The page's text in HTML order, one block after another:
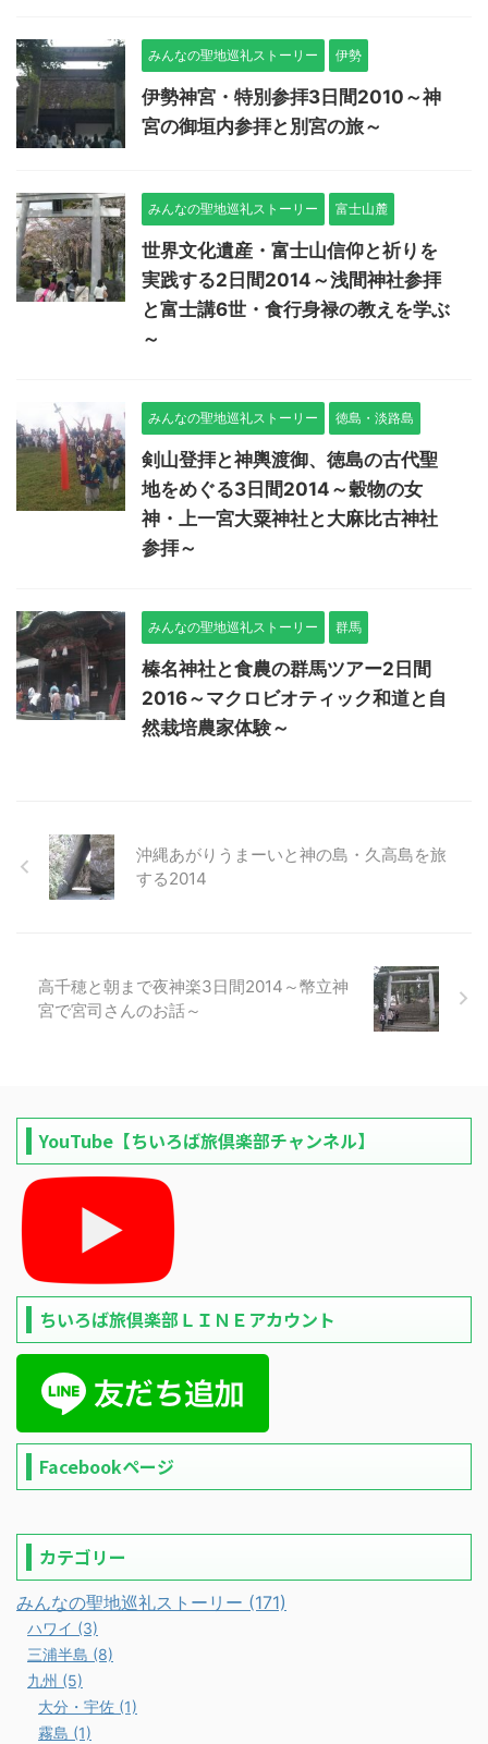
みんなの聖地巡礼ストーリー 伊勢
伊勢神宮・特別参拝3日間2010～神
宮の御垣内参拝と別宮の旅～
みんなの聖地巡礼ストーリー 富士山麓
世界文化遺産・富士山信仰と祈りを
実践する2日間2014～浅間神社参拝
と富士講6世・食行身禄の教えを学ぶ
～
みんなの聖地巡礼ストーリー 徳島・淡路島
剣山登拝と神輿渡御、徳島の古代聖
地をめぐる3日間2014～穀物の女
神・上一宮大粟神社と大麻比古神社
参拝～
みんなの聖地巡礼ストーリー 群馬
榛名神社と食農の群馬ツアー2日間
2016～マクロビオティック和道と自
然栽培農家体験～
沖縄あがりうまーいと神の島・久高島を旅
する2014
高千穂と朝まで夜神楽3日間2014～幣立神
宮で宮司さんのお話～
YouTube【ちいろば旅倶楽部チャンネル】
ちいろば旅倶楽部ＬＩＮＥアカウント
Facebookページ
カテゴリー
みんなの聖地巡礼ストーリー (171)
ハワイ (3)
三浦半島 (8)
九州 (5)
大分・宇佐 (1)
霧島 (1)